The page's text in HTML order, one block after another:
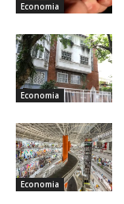
Economia
Economia
Economia